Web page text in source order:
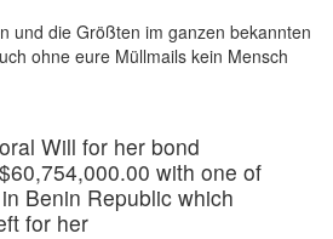
und die Größten im ganzen bekannten
ohne eure Müllmails kein Mensch
Will for her bond
with one of
Benin Republic which
for her